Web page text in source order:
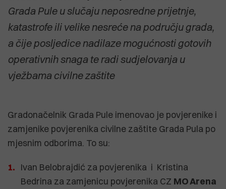
Grada Pule u slučaju neposredne prijetnje,
katastrofe ili velike nesreće na području grada,
a čije posljedice nadilaze mogućnosti gotovih
operativnih snaga te radi sudjelovanja u
vježbama civilne zaštite
Gradonačelnik Grada Pule imenovao je povjerenike i
zamjenike povjerenika civilne zaštite Grada Pula po
mjesnim odborima. To su:
Ivan Belobrajdić za povjerenika i Kristina
Bedrina za zamjenicu povjerenika CZ MO Arena